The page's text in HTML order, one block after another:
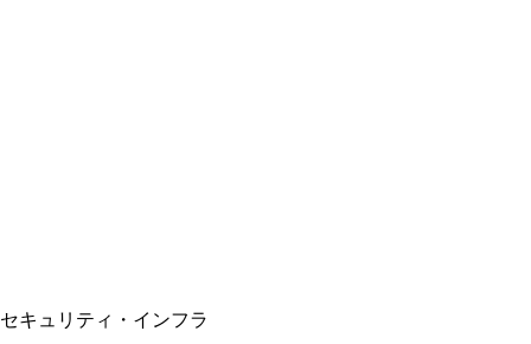
セキュリティ・インフラ